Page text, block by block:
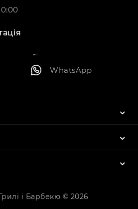
WhatsApp
і Барбекю © 2026